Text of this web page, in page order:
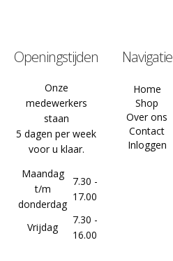
Openingstijden
Onze
medewerkers
staan
5 dagen per week
voor u klaar.
Maandag
t/m
donderdag
7.30 -
17.00
Vrijdag
7.30 -
16.00
Navigatie
Home
Shop
Over ons
Contact
Inloggen